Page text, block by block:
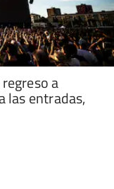
a
las entradas,